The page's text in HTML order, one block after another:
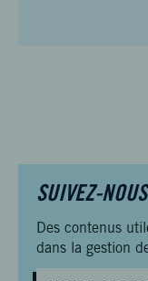
SUIVEZ-
Des contenus
dans la gestion